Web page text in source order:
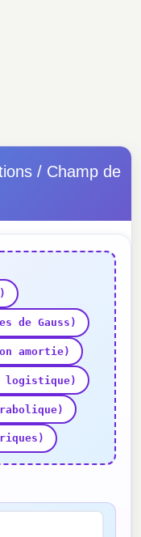
/ Champ de
de Gauss)
amortie)
logistique)